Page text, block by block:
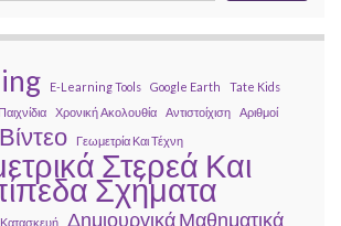
E-Learning Tools Google Earth
Tate Kids
Χρονική Ακολουθία Αντιστοίχιση Αριθμοί
Βίντεο Γεωμετρία Και Τέχνη
Στερεά Και
Σχήματα
Κατασκευή Δημιουργικά Μαθηματικά